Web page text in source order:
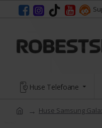
Huse Telefoane
Huse Samsung